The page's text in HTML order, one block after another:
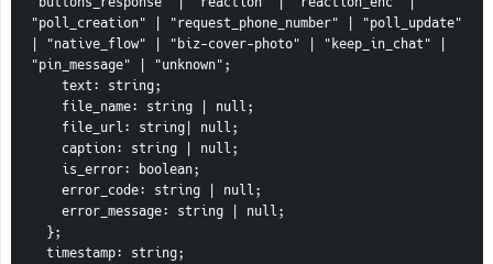
"poll_creation" | "request_phone_number" | "poll_update"
| "native_flow" | "biz-cover-photo" | "keep_in_chat" |
"pin_message" | "unknown";
    text: string;
    file_name: string | null;
    file_url: string| null;
    caption: string | null;
    is_error: boolean;
    error_code: string | null;
    error_message: string | null;
  };
  timestamp: string;